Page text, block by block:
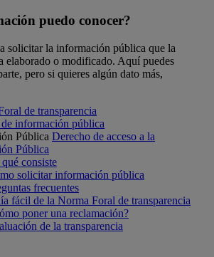
puedo conocer?
solicitar la información pública que la
elaborado o modificado. Aquí puedes
pero si quieres algún dato más,
de transparencia
información pública
Pública Derecho de acceso a la
Pública
consiste
solicitar información pública
frecuentes
fácil de la Norma Foral de transparencia
poner una reclamación?
de la transparencia